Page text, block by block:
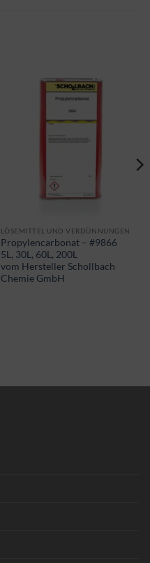
LÖSEMITTEL UND VERDÜNNUNGEN
Propylencarbonat – #9866
5L, 30L, 60L, 200L
vom Hersteller Schollbach
Chemie GmbH